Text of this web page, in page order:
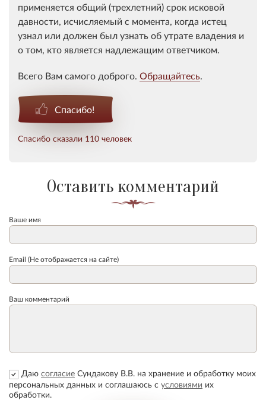
применяется общий (трехлетний) срок исковой
давности, исчисляемый с момента, когда истец
узнал или должен был узнать об утрате владения и
о том, кто является надлежащим ответчиком.
Всего Вам самого доброго. Обращайтесь.
Спасибо!
Спасибо сказали 110 человек
Оставить комментарий
Ваше имя
Email (Не отображается на сайте)
Ваш комментарий
Даю согласие Сундакову В.В. на хранение и обработку моих
персональных данных и соглашаюсь с условиями их
обработки.